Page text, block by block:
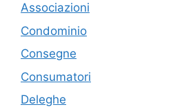
Associazioni
Condominio
Consegne
Consumatori
Deleghe